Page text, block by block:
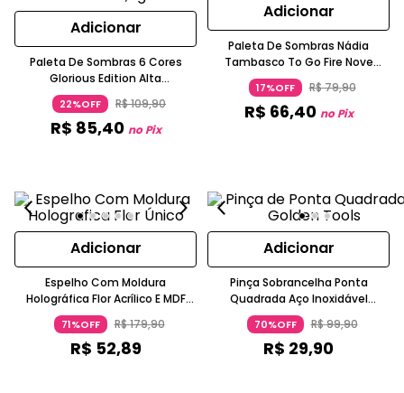
Adicionar
Paleta De Sombras 6 Cores
Glorious Edition Alta
Pigmentação Bordô OCEANE
22%OFF R$109,90
R$ 85,40 no Pix
Adicionar
Paleta De Sombras Nádia
Tambasco To Go Fire Nove
Cores Compacta Alta
Pigmentação Bordô OCEANE
17%OFF R$79,90
R$ 66,40 no Pix
Adicionar
Espelho Com Moldura
Holográfica Flor Acrílico E MDF
Branco
71%OFF R$179,90
R$ 52,89
Adicionar
Pinça Sobrancelha Ponta
Quadrada Aço Inoxidável
Banhada A Ouro Golden Tools
Océane
70%OFF R$99,90
R$ 29,90